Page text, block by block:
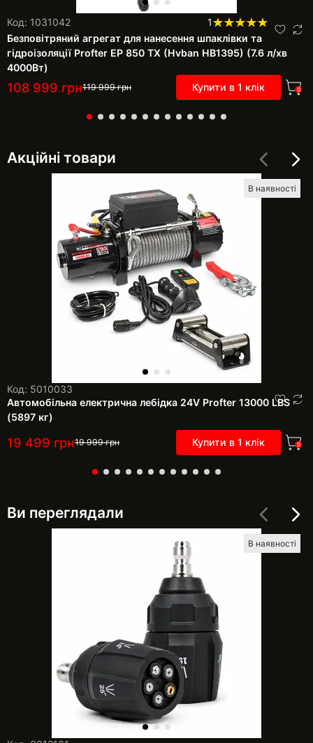
Код: 1031042
1
Безповітряний агрегат для нанесення шпаклівки та
гідроізоляції Profter EP 850 TX (Hvban HB1395) (7.6 л/хв
4000Вт)
108 999 грн119 999грн Купити в 1 клік 0
Акційні товари
В наявності
Код: 5010033
Автомобільна електрична лебідка 24V Profter 13000 LBS
(5897 кг)
19 499 грн19 999грн Купити в 1 клік 0
Ви переглядали
В наявності